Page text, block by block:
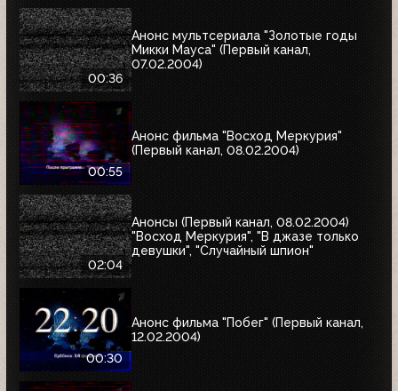
00:36
Анонс мультсериала "Золотые годы
Микки Мауса" (Первый канал,
07.02.2004)
00:55
Анонс фильма "Восход Меркурия"
(Первый канал, 08.02.2004)
02:04
Анонсы (Первый канал, 08.02.2004)
"Восход Меркурия", "В джазе только
девушки", "Случайный шпион"
00:30
Анонс фильма "Побег" (Первый канал,
12.02.2004)